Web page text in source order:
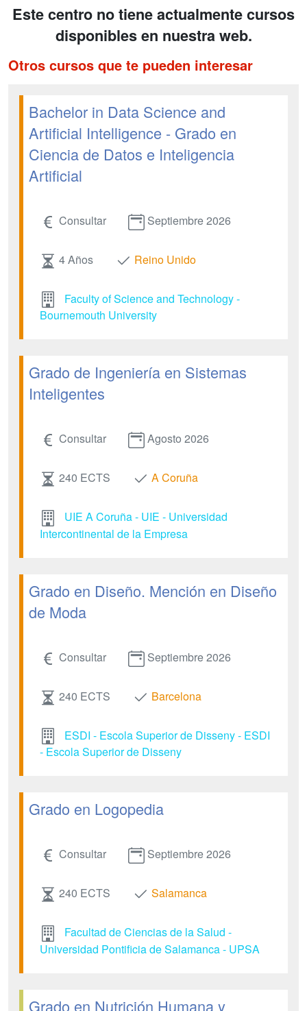
Este centro no tiene actualmente cursos
disponibles en nuestra web.
Otros cursos que te pueden interesar
Bachelor in Data Science and
Artificial Intelligence - Grado en
Ciencia de Datos e Inteligencia
Artificial
Consultar Septiembre 2026
4 Años Reino Unido
Faculty of Science and Technology -
Bournemouth University
Grado de Ingeniería en Sistemas
Inteligentes
Consultar Agosto 2026
240 ECTS A Coruña
UIE A Coruña - UIE - Universidad
Intercontinental de la Empresa
Grado en Diseño. Mención en Diseño
de Moda
Consultar Septiembre 2026
240 ECTS Barcelona
ESDI - Escola Superior de Disseny - ESDI
- Escola Superior de Disseny
Grado en Logopedia
Consultar Septiembre 2026
240 ECTS Salamanca
Facultad de Ciencias de la Salud -
Universidad Pontificia de Salamanca - UPSA
Grado en Nutrición Humana y